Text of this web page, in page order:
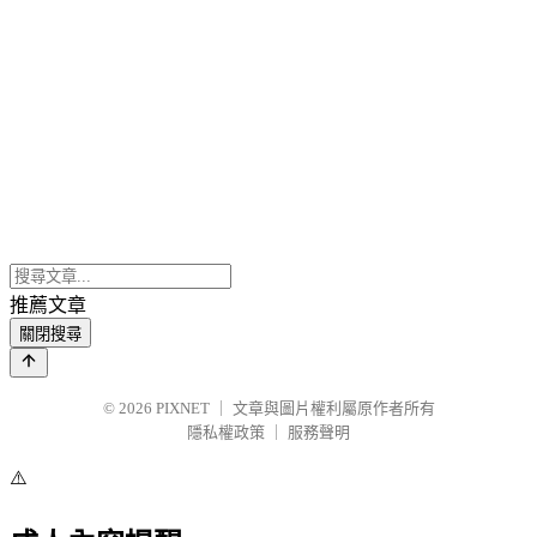
推薦文章
關閉搜尋
© 2026 PIXNET
文章與圖片權利屬原作者所有
隱私權政策
服務聲明
⚠️